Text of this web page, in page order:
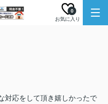
お気に入り
0
対応をして頂き嬉しかったで